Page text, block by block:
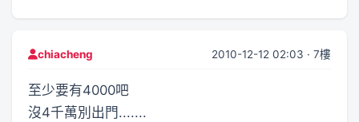
chiacheng 2010-12-12 02:03 · 7樓
至少要有4000吧
沒4千萬別出門.......